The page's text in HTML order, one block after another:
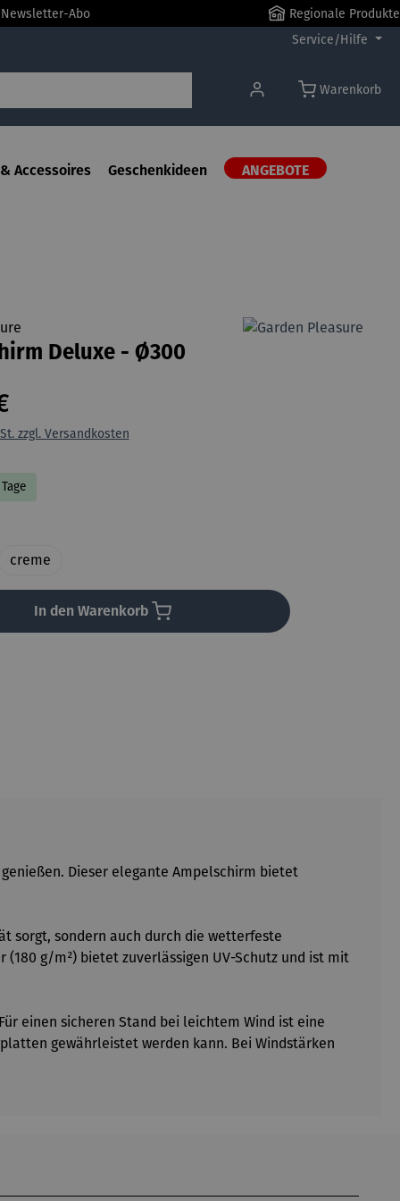
Abo
Regionale Produkte
Service/Hilfe
Warenkorb
Accessoires Geschenkideen ANGEBOTE
Deluxe - Ø300
zzgl. Versandkosten
creme
In den Warenkorb
Dieser elegante Ampelschirm bietet
sorgt, sondern auch durch die wetterfeste
g/m²) bietet zuverlässigen UV-Schutz und ist mit
einen sicheren Stand bei leichtem Wind ist eine
gewährleistet werden kann. Bei Windstärken